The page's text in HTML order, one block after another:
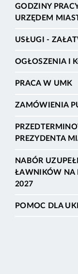
GODZINY
URZĘDEM
USŁUGI -
OGŁOSZENIA I
PRACA W UMK
ZAMÓWIENIA
PREZYDENTA
NABÓR
ŁAWNIKÓW NA
2027
POMOC DLA